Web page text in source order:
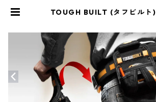
TOUGH BUILT (タフビルト) GelF